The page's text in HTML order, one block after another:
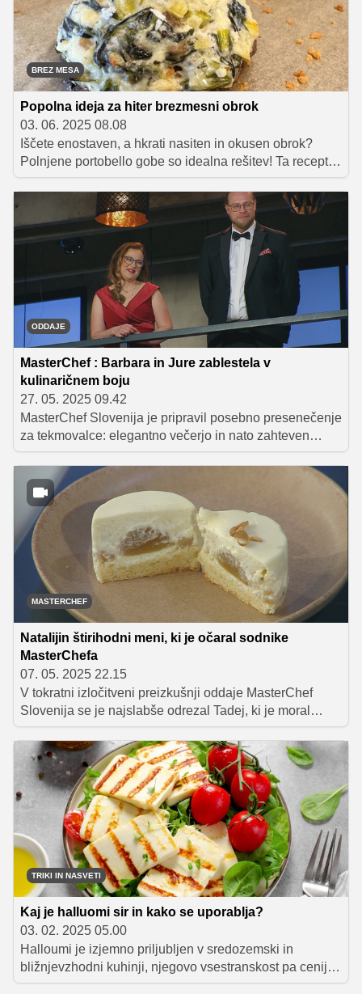
zgodovini slovenskega šova pripravljali 10-hodni meni.
BREZ MESA
Popolna ideja za hiter brezmesni obrok
03. 06. 2025 08.08
Iščete enostaven, a hkrati nasiten in okusen obrok?
Polnjene portobello gobe so idealna rešitev! Ta recept
združuje bogat okus gob, kremni nadev s skuto in svežo
zelenjavo ter hrustljavo zapečene drobtine. Preprosta
priprava in izvrsten okus naredita to jed odlično izbiro za
vsakogar, ki uživa v dobri hrani, ne glede na prehranske
preference.
ODDAJE
MasterChef : Barbara in Jure zablestela v
kulinaričnem boju
27. 05. 2025 09.42
MasterChef Slovenija je pripravil posebno presenečenje
za tekmovalce: elegantno večerjo in nato zahteven
kulinarični izziv. Ključ do uspeha sta bila tehnična
dovršenost in sposobnost sodelovanja. Barbara
Poljanec in Jure sta pokazala odlično sodelovanje in s
tem navdušila sodnike, medtem ko so se drugi
tekmovalci spopadali s številnimi izzivi.
MASTERCHEF
Natalijin štirihodni meni, ki je očaral sodnike
MasterChefa
07. 05. 2025 22.15
V tokratni izločitveni preizkušnji oddaje MasterChef
Slovenija se je najslabše odrezal Tadej, ki je moral
zapustiti tekmovanje. S svojim štirihodnim menijem je
Natalija navdušila sodnike in si prislužila mesto med
deseterico najboljših. Spoznajte njen meni, ki ga lahko
pripravite tudi doma – od namaza iz dimljene postrvi do
monoporcijske tortice z jabolki.
TRIKI IN NASVETI
Kaj je halluomi sir in kako se uporablja?
03. 02. 2025 05.00
Halloumi je izjemno priljubljen v sredozemski in
bližnjevzhodni kuhinji, njegovo vsestranskost pa cenijo
ljubitelji sira po vsem svetu. Lahko ga pečemo na žaru